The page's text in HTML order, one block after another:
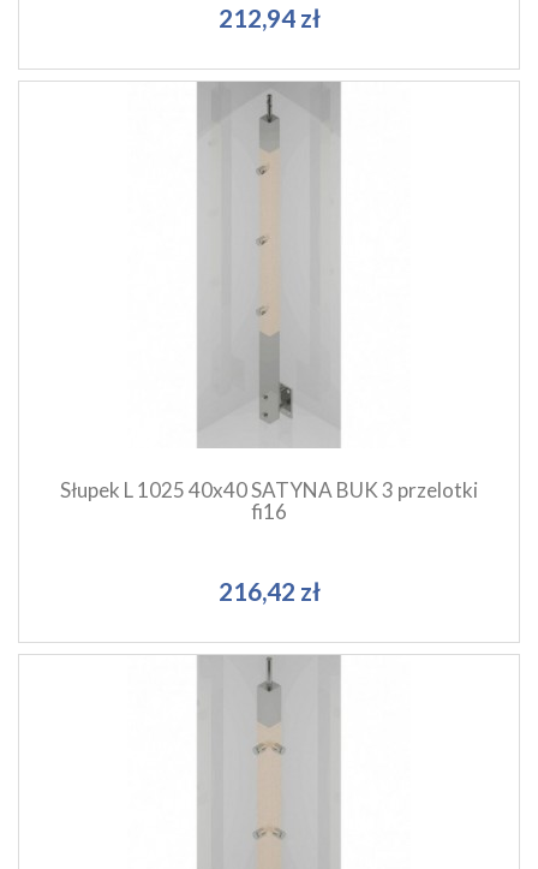
212,94 zł
Szybki podgląd produktu
Słupek L 1025 40x40 SATYNA BUK 3 przelotki
fi16
216,42 zł